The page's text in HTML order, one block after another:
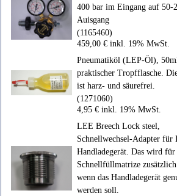
400 bar im Eingang auf 50-
Auisgang
(1165460)
459,00 € inkl. 19% MwSt.
Pneumatiköl (LEP-Öl),
praktischer Tropfflasche.
ist harz- und säurefrei.
(1271060)
4,95 € inkl. 19% MwSt.
LEE Breech Lock steel,
Schnellwechsel-Adapter für
Handladegerät. Das wird
Schnellfüllmatrize
wenn das Handladegerät
werden soll.